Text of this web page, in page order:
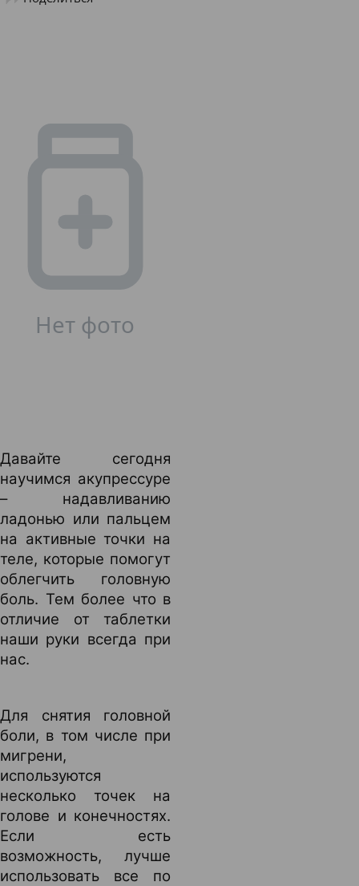
Давайте сегодня
научимся акупрессуре
– надавливанию
ладонью или пальцем
на активные точки на
теле, которые помогут
облегчить головную
боль. Тем более что в
отличие от таблетки
наши руки всегда при
нас.
Для снятия головной
боли, в том числе при
мигрени,
используются
несколько точек на
голове и конечностях.
Если есть
возможность, лучше
использовать все по